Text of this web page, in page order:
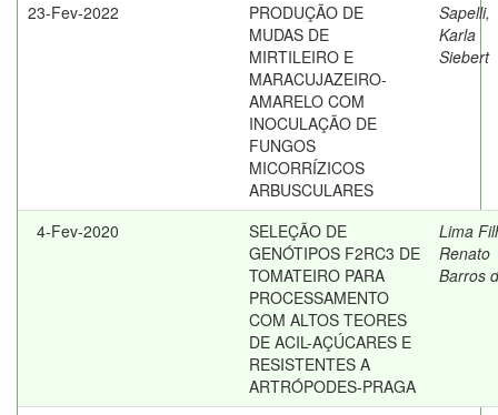
23-Fev-2022
PRODUÇÃO DE
MUDAS DE
MIRTILEIRO E
MARACUJAZEIRO-
AMARELO COM
INOCULAÇÃO DE
FUNGOS
MICORRÍZICOS
ARBUSCULARES
Sapelli,
Karla
Siebert
4-Fev-2020
SELEÇÃO DE
GENÓTIPOS F2RC3 DE
TOMATEIRO PARA
PROCESSAMENTO
COM ALTOS TEORES
DE ACIL-AÇÚCARES E
RESISTENTES A
ARTRÓPODES-PRAGA
Lima
Renato
Barros